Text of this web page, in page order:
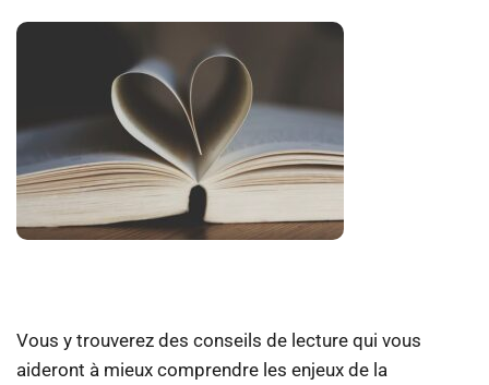
Vous y trouverez des conseils de lecture qui vous
aideront à mieux comprendre les enjeux de la